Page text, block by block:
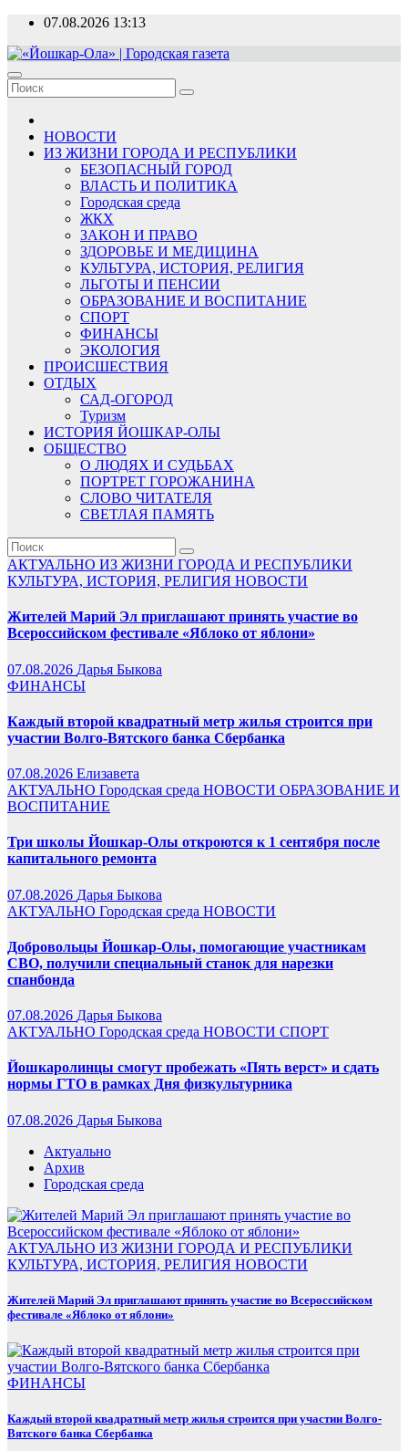
Перейти
содержимому
07.08.2026 13:13
«Йошкар-Ола» | Городская
газета
Новости, события, люди
НОВОСТИ
ИЗ ЖИЗНИ ГОРОДА И РЕСПУБЛИКИ
БЕЗОПАСНЫЙ ГОРОД
ВЛАСТЬ И ПОЛИТИКА
Городская среда
ЖКХ
ЗАКОН И ПРАВО
ЗДОРОВЬЕ И МЕДИЦИНА
КУЛЬТУРА, ИСТОРИЯ, РЕЛИГИЯ
ЛЬГОТЫ И ПЕНСИИ
ОБРАЗОВАНИЕ И ВОСПИТАНИЕ
СПОРТ
ФИНАНСЫ
ЭКОЛОГИЯ
ПРОИСШЕСТВИЯ
ОТДЫХ
САД-ОГОРОД
Туризм
ИСТОРИЯ ЙОШКАР-ОЛЫ
ОБЩЕСТВО
О ЛЮДЯХ И СУДЬБАХ
ПОРТРЕТ ГОРОЖАНИНА
СЛОВО ЧИТАТЕЛЯ
СВЕТЛАЯ ПАМЯТЬ
АКТУАЛЬНО ИЗ ЖИЗНИ ГОРОДА И РЕСПУБЛИКИ
КУЛЬТУРА, ИСТОРИЯ, РЕЛИГИЯ НОВОСТИ
Жителей Марий Эл приглашают принять участие во
Всероссийском фестивале «Яблоко от яблони»
07.08.2026 Дарья Быкова
ФИНАНСЫ
Каждый второй квадратный метр жилья строится при
участии Волго-Вятского банка Сбербанка
07.08.2026 Елизавета
АКТУАЛЬНО Городская среда НОВОСТИ ОБРАЗОВАНИЕ И
ВОСПИТАНИЕ
Три школы Йошкар-Олы откроются к 1 сентября после
капитального ремонта
07.08.2026 Дарья Быкова
АКТУАЛЬНО Городская среда НОВОСТИ
Добровольцы Йошкар-Олы, помогающие участникам
СВО, получили специальный станок для нарезки
спанбонда
07.08.2026 Дарья Быкова
АКТУАЛЬНО Городская среда НОВОСТИ СПОРТ
Йошкаролинцы смогут пробежать «Пять верст» и сдать
нормы ГТО в рамках Дня физкультурника
07.08.2026 Дарья Быкова
Актуально
Архив
Городская среда
АКТУАЛЬНО ИЗ ЖИЗНИ ГОРОДА И РЕСПУБЛИКИ
КУЛЬТУРА, ИСТОРИЯ, РЕЛИГИЯ НОВОСТИ
Жителей Марий Эл приглашают принять участие во Всероссийском
фестивале «Яблоко от яблони»
ФИНАНСЫ
Каждый второй квадратный метр жилья строится при участии Волго-
Вятского банка Сбербанка